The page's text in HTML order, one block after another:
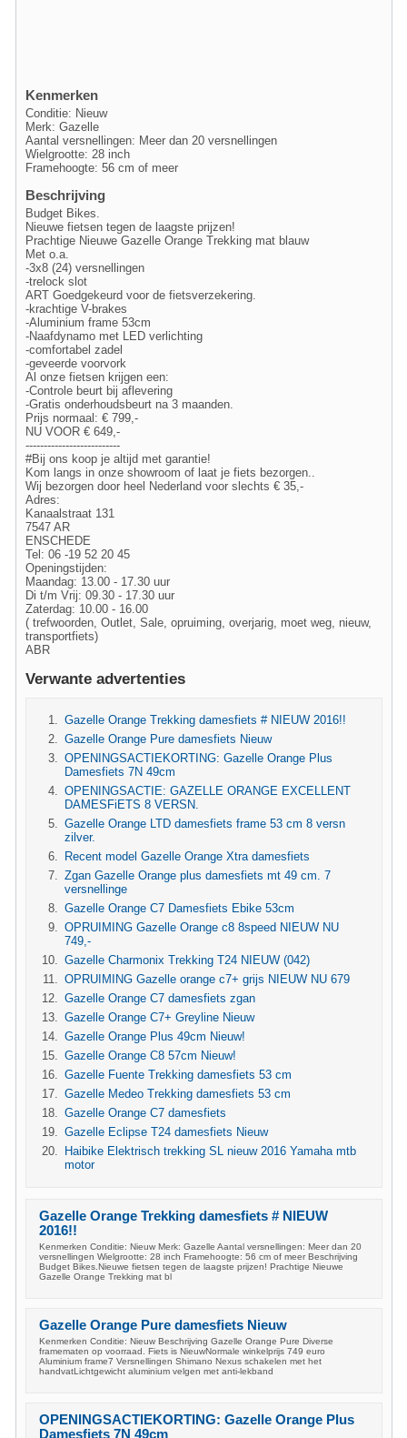
Kenmerken
Conditie: Nieuw
Merk: Gazelle
Aantal versnellingen: Meer dan 20 versnellingen
Wielgrootte: 28 inch
Framehoogte: 56 cm of meer
Beschrijving
Budget Bikes.
Nieuwe fietsen tegen de laagste prijzen!
Prachtige Nieuwe Gazelle Orange Trekking mat blauw
Met o.a.
-3x8 (24) versnellingen
-trelock slot
ART Goedgekeurd voor de fietsverzekering.
-krachtige V-brakes
-Aluminium frame 53cm
-Naafdynamo met LED verlichting
-comfortabel zadel
-geveerde voorvork
Al onze fietsen krijgen een:
-Controle beurt bij aflevering
-Gratis onderhoudsbeurt na 3 maanden.
Prijs normaal: € 799,-
NU VOOR € 649,-
--------------------------
#Bij ons koop je altijd met garantie!
Kom langs in onze showroom of laat je fiets bezorgen..
Wij bezorgen door heel Nederland voor slechts € 35,-
Adres:
Kanaalstraat 131
7547 AR
ENSCHEDE
Tel: 06 -19 52 20 45
Openingstijden:
Maandag: 13.00 - 17.30 uur
Di t/m Vrij: 09.30 - 17.30 uur
Zaterdag: 10.00 - 16.00
( trefwoorden, Outlet, Sale, opruiming, overjarig, moet weg, nieuw,
transportfiets)
ABR
Verwante advertenties
Gazelle Orange Trekking damesfiets # NIEUW 2016!!
Gazelle Orange Pure damesfiets Nieuw
OPENINGSACTIEKORTING: Gazelle Orange Plus
Damesfiets 7N 49cm
OPENINGSACTIE: GAZELLE ORANGE EXCELLENT
DAMESFiETS 8 VERSN.
Gazelle Orange LTD damesfiets frame 53 cm 8 versn
zilver.
Recent model Gazelle Orange Xtra damesfiets
Zgan Gazelle Orange plus damesfiets mt 49 cm. 7
versnellinge
Gazelle Orange C7 Damesfiets Ebike 53cm
OPRUIMING Gazelle Orange c8 8speed NIEUW NU
749,-
Gazelle Charmonix Trekking T24 NIEUW (042)
OPRUIMING Gazelle orange c7+ grijs NIEUW NU 679
Gazelle Orange C7 damesfiets zgan
Gazelle Orange C7+ Greyline Nieuw
Gazelle Orange Plus 49cm Nieuw!
Gazelle Orange C8 57cm Nieuw!
Gazelle Fuente Trekking damesfiets 53 cm
Gazelle Medeo Trekking damesfiets 53 cm
Gazelle Orange C7 damesfiets
Gazelle Eclipse T24 damesfiets Nieuw
Haibike Elektrisch trekking SL nieuw 2016 Yamaha mtb
motor
Gazelle Orange Trekking damesfiets # NIEUW
2016!!
Kenmerken Conditie: Nieuw Merk: Gazelle Aantal versnellingen: Meer dan 20
versnellingen Wielgrootte: 28 inch Framehoogte: 56 cm of meer Beschrijving
Budget Bikes.Nieuwe fietsen tegen de laagste prijzen! Prachtige Nieuwe
Gazelle Orange Trekking mat bl
Gazelle Orange Pure damesfiets Nieuw
Kenmerken Conditie: Nieuw Beschrijving Gazelle Orange Pure Diverse
framematen op voorraad. Fiets is NieuwNormale winkelprijs 749 euro
Aluminium frame7 Versnellingen Shimano Nexus schakelen met het
handvatLichtgewicht aluminium velgen met anti-lekband
OPENINGSACTIEKORTING: Gazelle Orange Plus
Damesfiets 7N 49cm